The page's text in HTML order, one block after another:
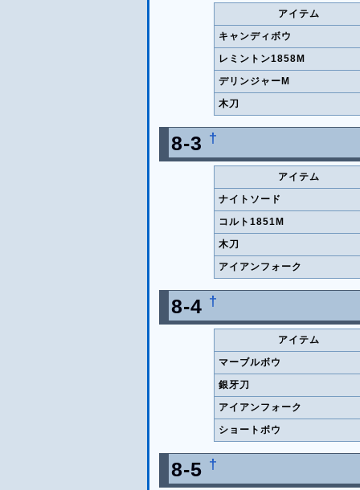
アイテム
キャンディボウ
レミントン1858M
デリンジャーM
木刀
8-3 †
アイテム
ナイトソード
コルト1851M
木刀
アイアンフォーク
8-4 †
アイテム
マーブルボウ
銀牙刀
アイアンフォーク
ショートボウ
8-5 †